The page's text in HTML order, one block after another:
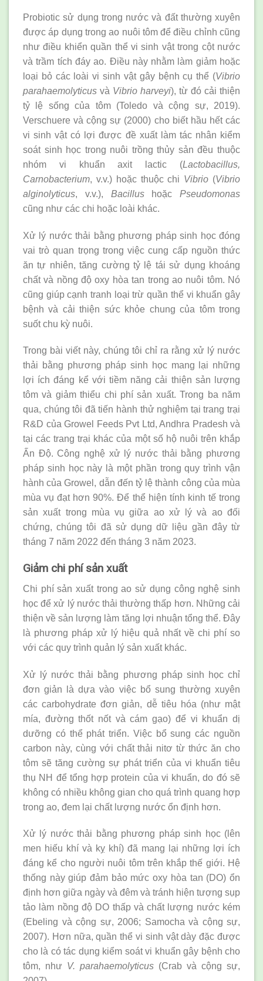
Probiotic sử dụng trong nước và đất thường xuyên
được áp dụng trong ao nuôi tôm để điều chỉnh cũng
như điều khiển quần thể vi sinh vật trong cột nước
và trầm tích đáy ao. Điều này nhằm làm giảm hoặc
loại bỏ các loài vi sinh vật gây bệnh cụ thể (Vibrio
parahaemolyticus và Vibrio harveyi), từ đó cải thiện
tỷ lệ sống của tôm (Toledo và cộng sự, 2019).
Verschuere và cộng sự (2000) cho biết hầu hết các
vi sinh vật có lợi được đề xuất làm tác nhân kiểm
soát sinh học trong nuôi trồng thủy sản đều thuộc
nhóm vi khuẩn axit lactic (Lactobacillus,
Carnobacterium, v.v.) hoặc thuộc chi Vibrio (Vibrio
alginolyticus, v.v.), Bacillushoặc Pseudomonas
cũng như các chi hoặc loài khác.
Xử lý nước thải bằng phương pháp sinh học đóng
vai trò quan trọng trong việc cung cấp nguồn thức
ăn tự nhiên, tăng cường tỷ lệ tái sử dụng khoáng
chất và nồng độ oxy hòa tan trong ao nuôi tôm. Nó
cũng giúp cạnh tranh loại trừ quần thể vi khuẩn gây
bệnh và cải thiện sức khỏe chung của tôm trong
suốt chu kỳ nuôi.
Trong bài viết này, chúng tôi chỉ ra rằng xử lý nước
thải bằng phương pháp sinh học mang lại những
lợi ích đáng kể với tiềm năng cải thiện sản lượng
tôm và giảm thiểu chi phí sản xuất. Trong ba năm
qua, chúng tôi đã tiến hành thử nghiệm tại trang trại
R&D của Growel Feeds Pvt Ltd, Andhra Pradesh và
tại các trang trại khác của một số hộ nuôi trên khắp
Ấn Độ. Công nghệ xử lý nước thải bằng phương
pháp sinh học này là một phần trong quy trình vận
hành của Growel, dẫn đến tỷ lệ thành công của mùa
mùa vụ đạt hơn 90%. Để thể hiện tính kinh tế trong
sản xuất trong mùa vụ giữa ao xử lý và ao đối
chứng, chúng tôi đã sử dụng dữ liệu gần đây từ
tháng 7 năm 2022 đến tháng 3 năm 2023.
Giảm chi phí sản xuất
Chi phí sản xuất trong ao sử dụng công nghệ sinh
học để xử lý nước thải thường thấp hơn. Những cải
thiện về sản lượng làm tăng lợi nhuận tổng thể. Đây
là phương pháp xử lý hiệu quả nhất về chi phí so
với các quy trình quản lý sản xuất khác.
Xử lý nước thải bằng phương pháp sinh học chỉ
đơn giản là dựa vào việc bổ sung thường xuyên
các carbohydrate đơn giản, dễ tiêu hóa (như mật
mía, đường thốt nốt và cám gạo) để vi khuẩn dị
dưỡng có thể phát triển. Việc bổ sung các nguồn
carbon này, cùng với chất thải nitơ từ thức ăn cho
tôm sẽ tăng cường sự phát triển của vi khuẩn tiêu
thụ NH để tổng hợp protein của vi khuẩn, do đó sẽ
không có nhiều không gian cho quá trình quang hợp
trong ao, đem lại chất lượng nước ổn định hơn.
Xử lý nước thải bằng phương pháp sinh học (lên
men hiếu khí và kỵ khí) đã mang lại những lợi ích
đáng kể cho người nuôi tôm trên khắp thế giới. Hệ
thống này giúp đảm bảo mức oxy hòa tan (DO) ổn
định hơn giữa ngày và đêm và tránh hiện tượng sụp
tảo làm nồng độ DO thấp và chất lượng nước kém
(Ebeling và cộng sự, 2006; Samocha và cộng sự,
2007). Hơn nữa, quần thể vi sinh vật dày đặc được
cho là có tác dụng kiểm soát vi khuẩn gây bệnh cho
tôm, như V. parahaemolyticus (Crab và cộng sự,